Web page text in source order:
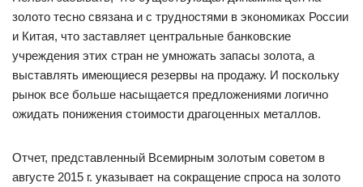
золото тесно связана и с трудностями в экономиках России
и Китая, что заставляет центральные банковские
учреждения этих стран не умножать запасы золота, а
выставлять имеющиеся резервы на продажу. И поскольку
рынок все больше насыщается предложениями логично
ожидать понижения стоимости драгоценных металлов.
Отчет, представленный Всемирным золотым советом в
августе 2015 г. указывает на сокращение спроса на золото